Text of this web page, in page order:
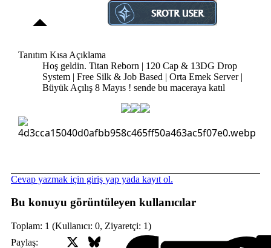
Tanıtım Kısa Açıklama
Hoş geldin. Titan Reborn | 120 Cap & 13DG Drop
System | Free Silk & Job Based | Orta Emek Server |
Büyük Açılış 8 Mayıs ! sende bu maceraya katıl
Cevap yazmak için giriş yap yada kayıt ol.
Bu konuyu görüntüleyen kullanıcılar
Toplam: 1 (Kullanıcı: 0, Ziyaretçi: 1)
Paylaş:
Facebook
X (Twitter)
Bluesky